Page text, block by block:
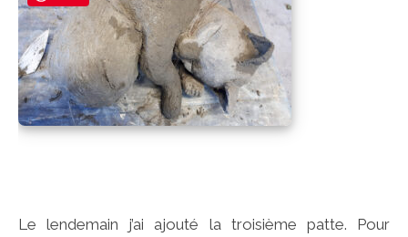
Le lendemain j’ai ajouté la troisième patte. Pour